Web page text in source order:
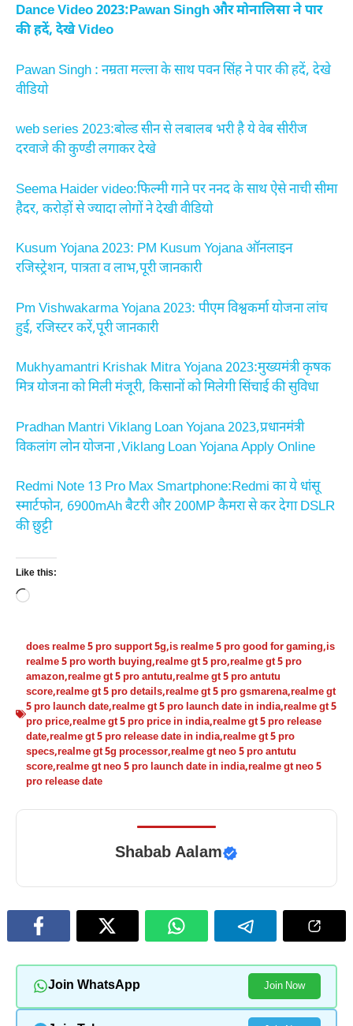
Dance Video 2023:Pawan Singh और मोनालिसा ने पार
की हदें, देखे Video
Pawan Singh : नम्रता मल्ला के साथ पवन सिंह ने पार की हदें, देखे
वीडियो
web series 2023:बोल्ड सीन से लबालब भरी है ये वेब सीरीज
दरवाजे की कुण्डी लगाकर देखे
Seema Haider video:फिल्मी गाने पर ननद के साथ ऐसे नाची सीमा
हैदर, करोड़ों से ज्यादा लोगों ने देखी वीडियो
Kusum Yojana 2023: PM Kusum Yojana ऑनलाइन
रजिस्ट्रेशन, पात्रता व लाभ,पूरी जानकारी
Pm Vishwakarma Yojana 2023: पीएम विश्वकर्मा योजना लांच
हुई, रजिस्टर करें,पूरी जानकारी
Mukhyamantri Krishak Mitra Yojana 2023:मुख्यमंत्री कृषक
मित्र योजना को मिली मंजूरी, किसानों को मिलेगी सिंचाई की सुविधा
Pradhan Mantri Viklang Loan Yojana 2023,प्रधानमंत्री
विकलांग लोन योजना ,Viklang Loan Yojana Apply Online
Redmi Note 13 Pro Max Smartphone:Redmi का ये धांसू
स्मार्टफोन, 6900mAh बैटरी और 200MP कैमरा से कर देगा DSLR
की छुट्टी
Like this:
Loading…
does realme 5 pro support 5g,is realme 5 pro good for gaming,is
realme 5 pro worth buying,realme gt 5 pro,realme gt 5 pro
amazon,realme gt 5 pro antutu,realme gt 5 pro antutu
score,realme gt 5 pro details,realme gt 5 pro gsmarena,realme gt
5 pro launch date,realme gt 5 pro launch date in india,realme gt 5
pro price,realme gt 5 pro price in india,realme gt 5 pro release
date,realme gt 5 pro release date in india,realme gt 5 pro
specs,realme gt 5g processor,realme gt neo 5 pro antutu
score,realme gt neo 5 pro launch date in india,realme gt neo 5
pro release date
Shabab Aalam
Join WhatsApp Join Now